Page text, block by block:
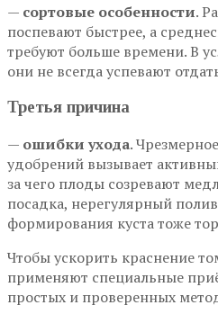
— сортовые особенности.
поспевают быстрее, а
требуют больше времени. В
они не всегда успевают
Третья причина
— ошибки ухода.
удобрений вызывает
за чего плоды созревают
посадка, нерегулярный
формирования куста тоже
Чтобы ускорить краснение
применяют специальные
простых и проверенных